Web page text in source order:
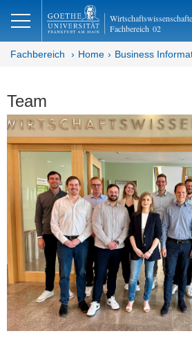
Fachbereich 02
Fachbereich Home Business
Team